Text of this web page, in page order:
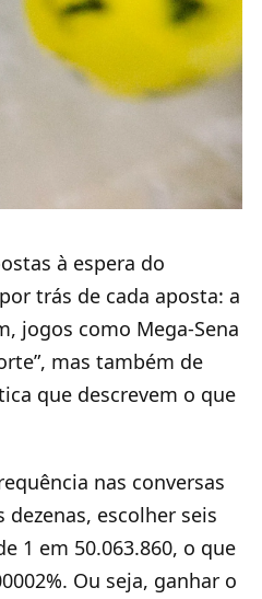
à espera do
trás de cada aposta: a
jogos como Mega-Sena
mas também de
que descrevem o que
nas conversas
escolher seis
1 em 50.063.860, o que
Ou seja, ganhar o